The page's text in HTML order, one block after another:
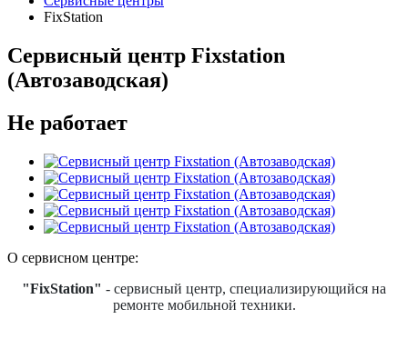
FixStation
Сервисный центр Fixstation
(Автозаводская)
Не работает
О сервисном центре:
"FixStation" - сервисный центр, специализирующийся на
ремонте мобильной техники.